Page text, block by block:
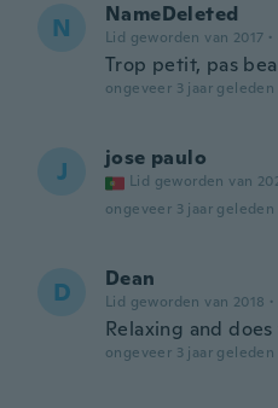
N NameDeleted
Lid geworden van 2017 ·
Trop petit, pas
ongeveer 3 jaar geleden
J jose paulo
Lid geworden van
ongeveer 3 jaar geleden
D Dean
Lid geworden van 2018 ·
Relaxing and
ongeveer 3 jaar geleden